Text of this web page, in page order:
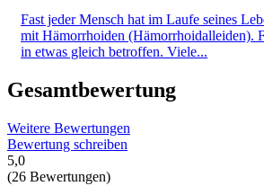
Fast jeder Mensch hat im Laufe seines
mit Hämorrhoiden (Hämorrhoidalleiden).
in etwas gleich betroffen. Viele...
Gesamtbewertung
Weitere Bewertungen
Bewertung schreiben
5,0
(26 Bewertungen)